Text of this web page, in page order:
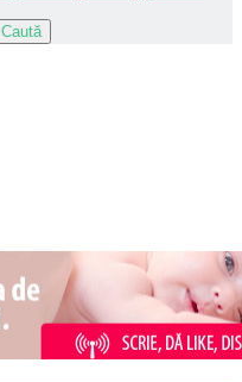
Caută